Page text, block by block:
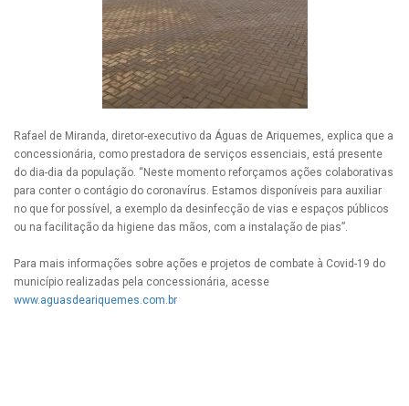
Rafael de Miranda, diretor-executivo da Águas de Ariquemes, explica que a
concessionária, como prestadora de serviços essenciais, está presente
do dia-dia da população. “Neste momento reforçamos ações colaborativas
para conter o contágio do coronavírus. Estamos disponíveis para auxiliar
no que for possível, a exemplo da desinfecção de vias e espaços públicos
ou na facilitação da higiene das mãos, com a instalação de pias”.
Para mais informações sobre ações e projetos de combate à Covid-19 do
município realizadas pela concessionária, acesse
www.aguasdeariquemes.com.br